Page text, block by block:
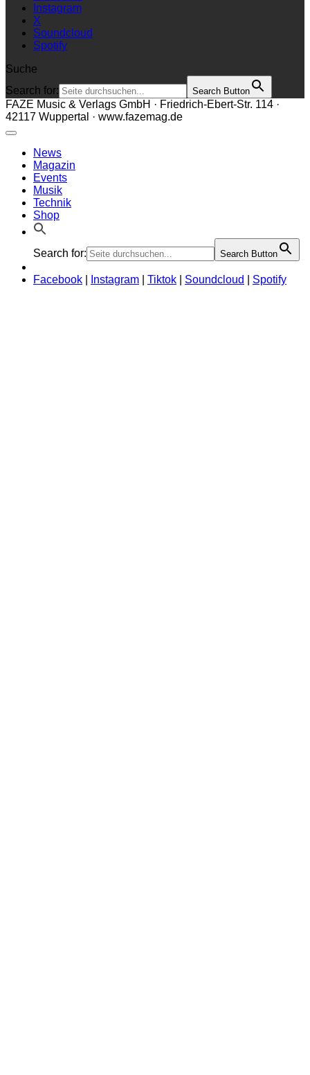
Instagram
X
Soundcloud
Spotify
Suche
Search for:
Search Button
FAZE Music & Verlags GmbH · Friedrich-Ebert-Str. 114 ·
42117 Wuppertal · www.fazemag.de
News
Magazin
Events
Musik
Technik
Shop
Search for: Search Button
Facebook Instagram Tiktok Soundcloud Spotify